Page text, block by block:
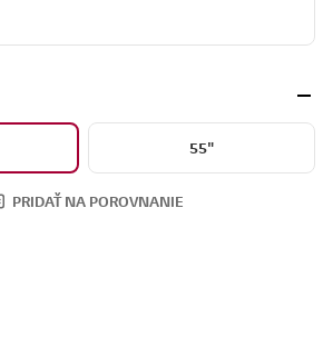
55"
PRIDAŤ NA POROVNANIE